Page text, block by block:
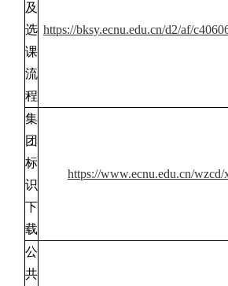
及
选
课
流
程
https://bksy.ecnu.edu.cn/d2/af/
集
团
标
识
下
载
https://www.ecnu.edu.cn/
公
共